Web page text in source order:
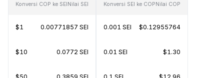
Konversi COP ke SEINilai SEI
$1 0.00771857 SEI
$10 0.0772 SEI
$50 0.3859 SEI
Konversi SEI ke COPNilai COP
0.001 SEI $0.12955764
0.01 SEI $1.30
0.1 SEI $12.96